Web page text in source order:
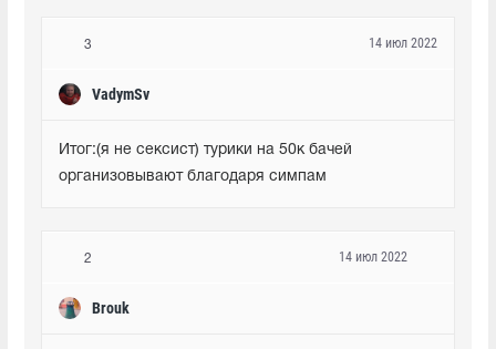
3
VadymSv
14 июл 2022
Итог:(я не сексист) турики на 50к бачей
организовывают благодаря симпам
2
Brouk
14 июл 2022